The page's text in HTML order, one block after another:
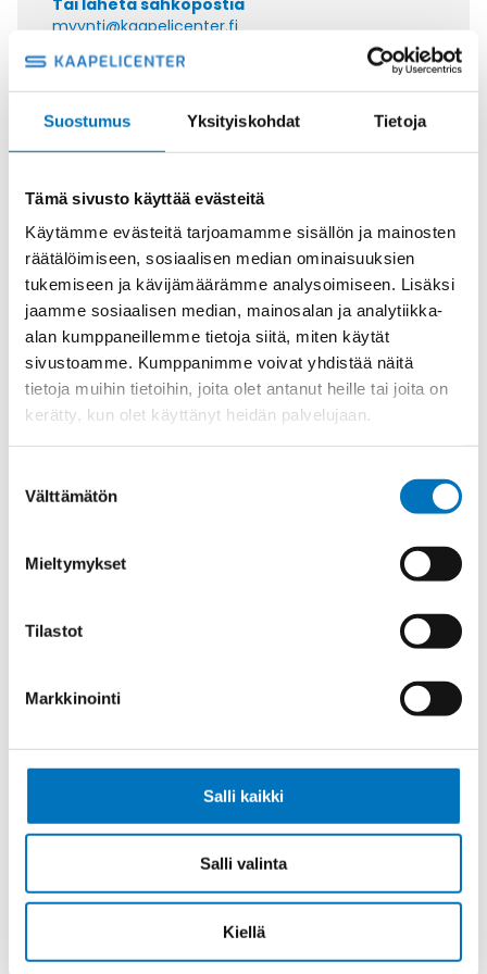
Suostumus Yksityiskohdat Tietoja
Tämä sivusto käyttää evästeitä
Käytämme evästeitä tarjoamamme sisällön ja mainosten
räätälöimiseen, sosiaalisen median ominaisuuksien
tukemiseen ja kävijämäärämme analysoimiseen. Lisäksi
jaamme sosiaalisen median, mainosalan ja analytiikka-
alan kumppaneillemme tietoja siitä, miten käytät
sivustoamme. Kumppanimme voivat yhdistää näitä
tietoja muihin tietoihin, joita olet antanut heille tai joita on
kerätty, kun olet käyttänyt heidän palvelujaan.
valinta
Välttämätön
Mieltymykset
Tilastot
Markkinointi
Salli kaikki
Salli valinta
Kiellä
Tai lähetä sähköpostia
myynti@kaapelicenter.fi
Saman kaapelin eri versiot
Johdin SIF 1X150
Johdin SIF/GL 1X1